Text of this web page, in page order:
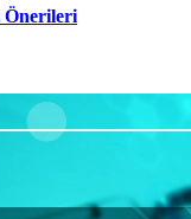
Önerileri